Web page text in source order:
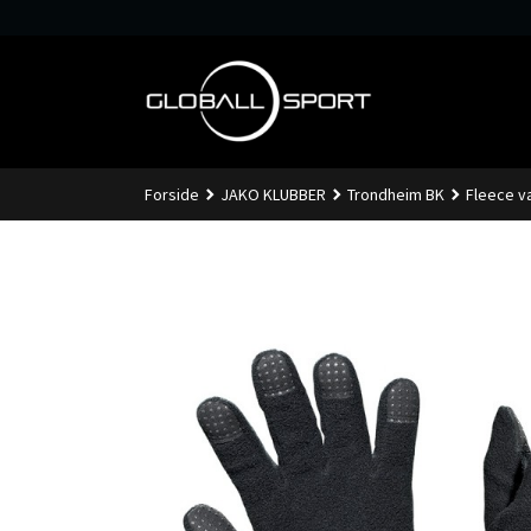
Forside JAKO KLUBBER Trondheim BK Fleece